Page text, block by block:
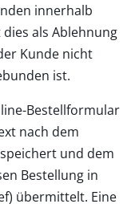
innerhalb
als Ablehnung
Kunde nicht
ist.
Bestellformular
nach dem
und dem
Bestellung in
übermittelt. Eine